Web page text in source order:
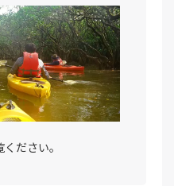
ださい。